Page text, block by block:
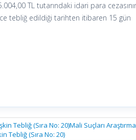
TL tutarındaki idari para
tebliğ edildiği tarihten itibaren 15 gün
Tebliğ (Sıra No: 20)Mali Suçları Araştırma
Tebliğ (Sıra No: 20)